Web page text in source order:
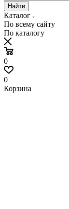
Найти
Каталог
По всему сайту
По каталогу
0
0
Корзина